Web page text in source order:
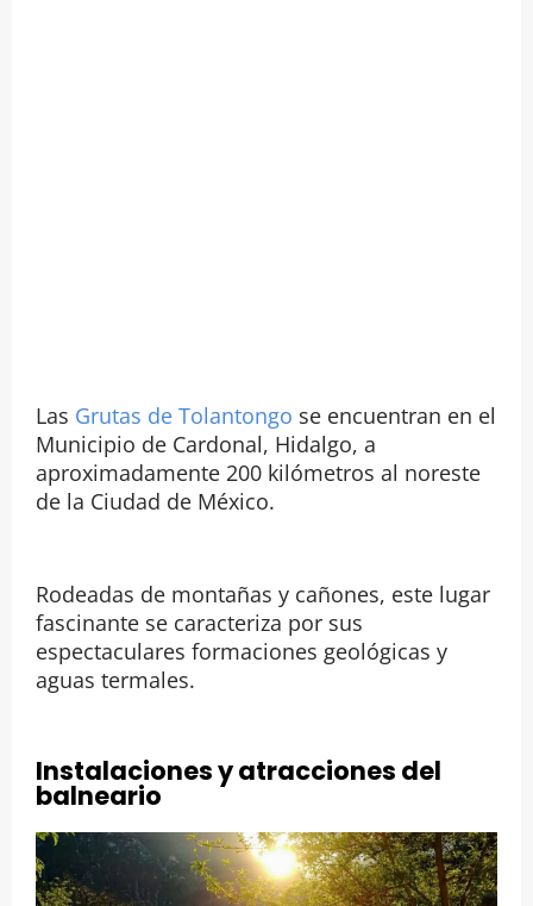
Las Grutas de Tolantongo se encuentran en el
Municipio de Cardonal, Hidalgo, a
aproximadamente 200 kilómetros al noreste
de la Ciudad de México.
Rodeadas de montañas y cañones, este lugar
fascinante se caracteriza por sus
espectaculares formaciones geológicas y
aguas termales.
Instalaciones y atracciones del
balneario